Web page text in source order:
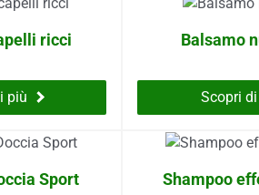
ricci
più
Balsamo
Scopri
Sport Shampoo